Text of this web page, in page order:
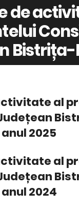
de
al
2025
al
2024